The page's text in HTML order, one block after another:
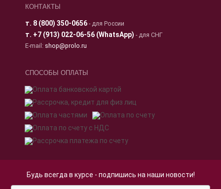
КОНТАКТЫ
т. 8 (800) 350-0656- для России
т. +7 (913) 022-06-56 (WhatsApp) - для СНГ
E-mail: shop@prolo.ru
СПОСОБЫ ОПЛАТЫ
Будь всегда в курсе - подпишись на наши новости!